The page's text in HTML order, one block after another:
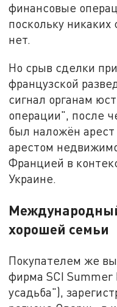
финансовые
поскольку никаких
нет.
Но срыв сделки
французской
сигнал органам
операции", после
был наложён
арестом
Францией в
Украине.
хорошей семьи
Покупателем же
фирма SCI Summer
усадьба"),